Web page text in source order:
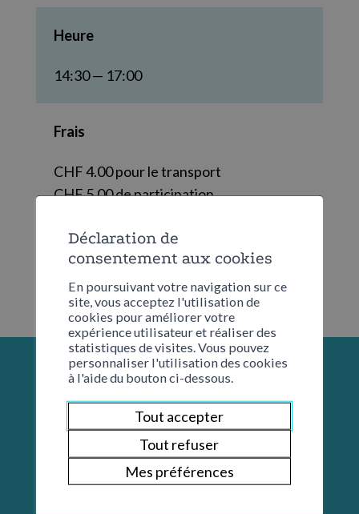
Heure
14:30 — 17:00
Frais
CHF 4.00 pour le transport
CHF 5.00 de participation
Déclaration de
consentement aux cookies
En poursuivant votre navigation sur ce
site, vous acceptez l'utilisation de
cookies pour améliorer votre
expérience utilisateur et réaliser des
statistiques de visites. Vous pouvez
personnaliser l'utilisation des cookies
à l'aide du bouton ci-dessous.
Tout accepter
Tout refuser
Mes préférences